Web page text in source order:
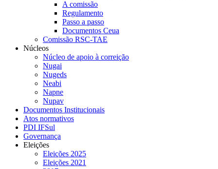
A comissão
Regulamento
Passo a passo
Documentos Ceua
Comissão RSC-TAE
Núcleos
Núcleo de apoio à correição
Nugai
Nugeds
Neabi
Napne
Nupav
Documentos Institucionais
Atos normativos
PDI IFSul
Governança
Eleições
Eleições 2025
Eleições 2021